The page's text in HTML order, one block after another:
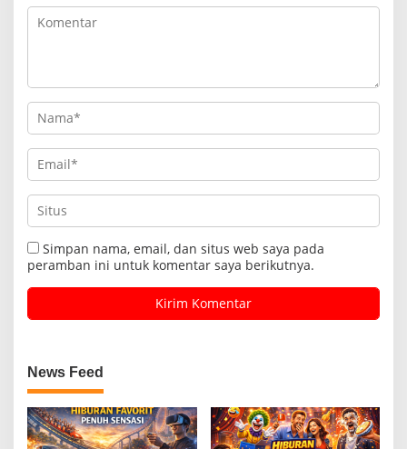
Simpan nama, email, dan situs web saya pada
peramban ini untuk komentar saya berikutnya.
News Feed